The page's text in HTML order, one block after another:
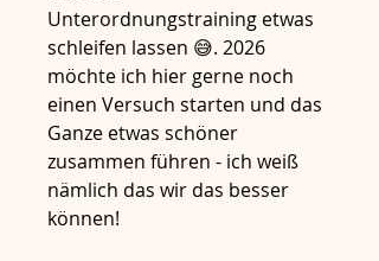
Unterordnungstraining etwas
schleifen lassen 😅. 2026
möchte ich hier gerne noch
einen Versuch starten und das
Ganze etwas schöner
zusammen führen - ich weiß
nämlich das wir das besser
können!